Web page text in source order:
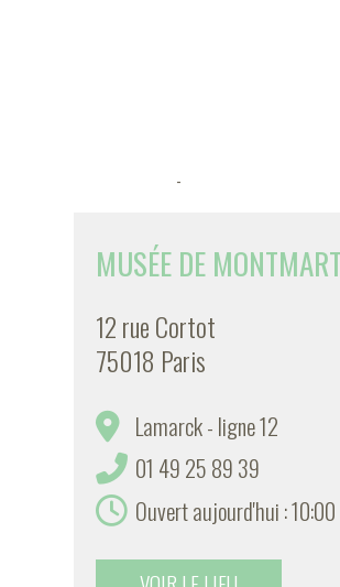
-
MUSÉE DE
12 rue Cortot
75018 Paris
Lamarck - ligne 12
01 49 25 89 39
Ouvert aujourd'hui :